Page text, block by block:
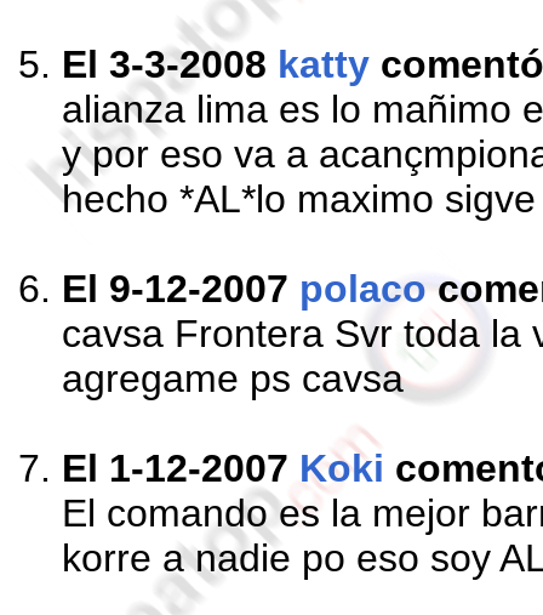
El 3-3-2008 katty comentó
alianza lima es lo mañimo
y por eso va a
hecho *AL*lo maximo
El 9-12-2007 polaco
cavsa Frontera Svr toda la
agregame ps cavsa
El 1-12-2007 Koki
El comando es la mejor
korre a nadie po eso soy